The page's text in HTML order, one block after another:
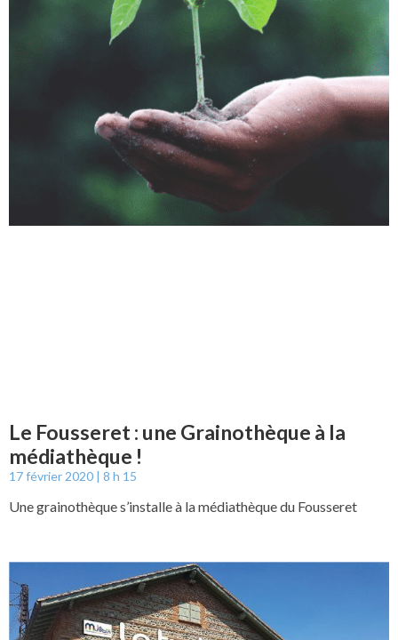
Le Fousseret : une Grainothèque à la
médiathèque !
17 février 2020 8 h 15
Une grainothèque s’installe à la médiathèque du Fousseret